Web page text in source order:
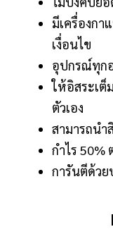
มีเครื่องกา
เงื่อนไข
อุปกรณ์ทุก
ให้อิสระเ
ตัวเอง
สามารถนำ
กำไร 50%
การันตีด้ว